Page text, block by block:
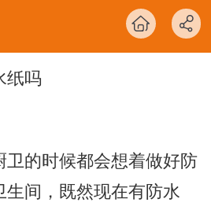
纸吗
的时候都会想着做好防
生间，既然现在有防水